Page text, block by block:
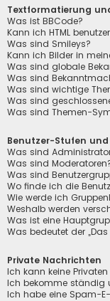
Textformatierung
Was ist BBCode?
Kann ich HTML
Was sind Smileys?
Kann ich Bilder in
Was sind globale
Was sind
Was sind wichtige
Was sind
Was sind Themen-
Benutzer-Stufen
Was sind
Was sind
Was sind
Wo finde ich die
Wie werde ich
Weshalb werden
Was ist eine
Was bedeutet der
Private Nachrichten
Ich kann keine
Ich bekomme ständig
Ich habe eine Spam-